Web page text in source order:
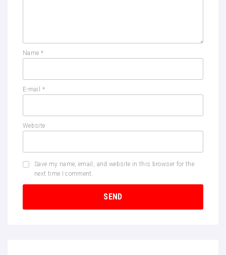
Name *
E-mail *
Website
Save my name, email, and website in this browser for the
next time I comment.